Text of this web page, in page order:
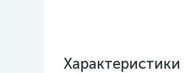
Характеристики